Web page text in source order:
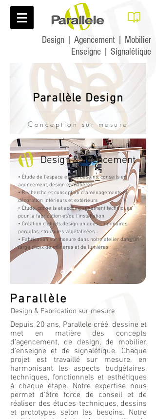
Design | Agencement | Mobilier
Enseigne | Signalétique
Parallèle Design
Conception sur mesure
Design & agencement
• Étude de l'espace et des besoins,conseils en
agencement, design et matières
• Recherche et conception d"aménagements et
décoration intérieurs et extérieurs
• Étude, conseils et accompagnement techniques
pour la fabrication et/ou l'installation
• Création d'objets design uniques : luminaires,
pergolas, structures végétalisées…
• Fabricationsur mesure dans notre atelier dans un
large choix de matières et de lumières
Parallèle
Design & Fabrication sur mesure
Depuis 20 ans, Parallele créé, dessine et
met en matière des concepts
d'agencement, de design, de mobilier,
d'enseigne et de signalétique. Chaque
projet est travaillé sur mesure, en
harmonisant les aspects budgétaires,
techniques, fonctionnels et esthétiques
à chaque étape. Notre expertise nous
permet d'être force de conseil et de
réaliser des études techniques, dessins
et prototypes selon les besoins. Notre